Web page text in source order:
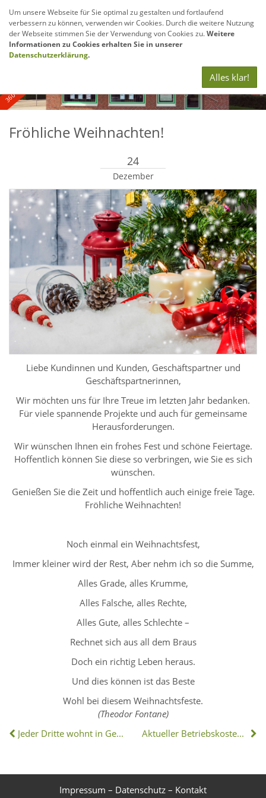
360° - und Luftbildaufnahmen
Fröhliche Weihnachten!
24
Dezember
Liebe Kundinnen und Kunden, Geschäftspartner und
Geschäftspartnerinnen,
Wir möchten uns für Ihre Treue im letzten Jahr bedanken.
Für viele spannende Projekte und auch für gemeinsame
Herausforderungen.
Wir wünschen Ihnen ein frohes Fest und schöne Feiertage.
Hoffentlich können Sie diese so verbringen, wie Sie es sich
wünschen.
Genießen Sie die Zeit und hoffentlich auch einige freie Tage.
Fröhliche Weihnachten!
Noch einmal ein Weihnachtsfest,
Immer kleiner wird der Rest, Aber nehm ich so die Summe,
Alles Grade, alles Krumme,
Alles Falsche, alles Rechte,
Alles Gute, alles Schlechte –
Rechnet sich aus all dem Braus
Doch ein richtig Leben heraus.
Und dies können ist das Beste
Wohl bei diesem Weihnachtsfeste.
(Theodor Fontane)
Jeder Dritte wohnt in Gemeinde mit Mietpreisbremse
Aktueller Betriebskostenspiegel für Deutschland
Impressum – Datenschutz – Kontakt
Um unsere Webseite für Sie optimal zu gestalten und fortlaufend
verbessern zu können, verwenden wir Cookies. Durch die weitere Nutzung
der Webseite stimmen Sie der Verwendung von Cookies zu.Weitere
Informationen zu Cookies erhalten Sie in unserer
Datenschutzerklärung.
Alles klar!